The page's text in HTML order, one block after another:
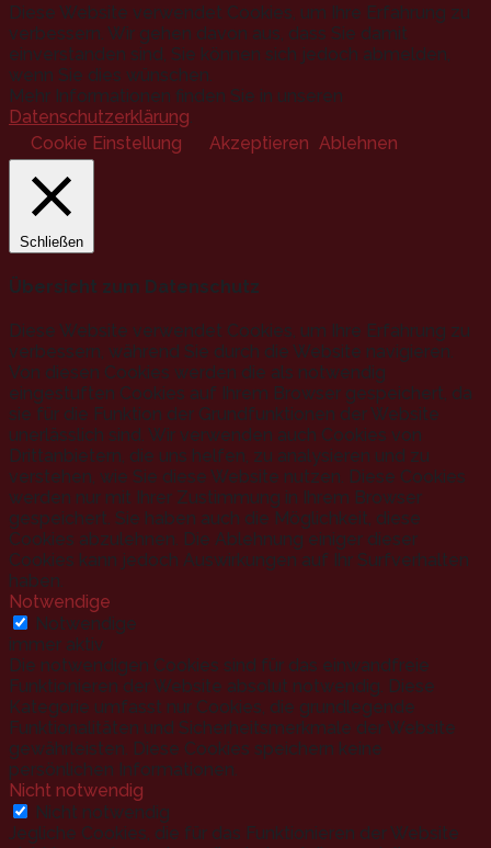
Diese Website verwendet Cookies, um Ihre Erfahrung zu
verbessern. Wir gehen davon aus, dass Sie damit
einverstanden sind, Sie können sich jedoch abmelden,
wenn Sie dies wünschen.
Mehr Informationen finden Sie in unseren
Datenschutzerklärung
Cookie Einstellung
Akzeptieren Ablehnen
Schließen
Übersicht zum Datenschutz
Diese Website verwendet Cookies, um Ihre Erfahrung zu
verbessern, während Sie durch die Website navigieren.
Von diesen Cookies werden die als notwendig
eingestuften Cookies auf Ihrem Browser gespeichert, da
sie für die Funktion der Grundfunktionen der Website
unerlässlich sind. Wir verwenden auch Cookies von
Drittanbietern, die uns helfen, zu analysieren und zu
verstehen, wie Sie diese Website nutzen. Diese Cookies
werden nur mit Ihrer Zustimmung in Ihrem Browser
gespeichert. Sie haben auch die Möglichkeit, diese
Cookies abzulehnen. Die Ablehnung einiger dieser
Cookies kann jedoch Auswirkungen auf Ihr Surfverhalten
haben.
Notwendige
Notwendige
immer aktiv
Die notwendigen Cookies sind für das einwandfreie
Funktionieren der Website absolut notwendig. Diese
Kategorie umfasst nur Cookies, die grundlegende
Funktionalitäten und Sicherheitsmerkmale der Website
gewährleisten. Diese Cookies speichern keine
persönlichen Informationen.
Nicht notwendig
Nicht notwendig
Jegliche Cookies, die für das Funktionieren der Website